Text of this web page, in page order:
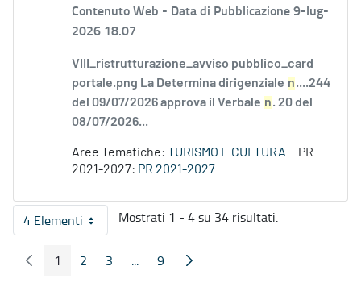
Contenuto Web - Data di Pubblicazione 9-lug-
2026 18.07
VIII_ristrutturazione_avviso pubblico_card
portale.png La Determina dirigenziale n....244
del 09/07/2026 approva il Verbale n. 20 del
08/07/2026...
Aree Tematiche: TURISMO E CULTURA
PR
2021-2027: PR 2021-2027
4 ElementiPer pagina
Mostrati 1 - 4 su 34 risultati.
Pagina Precedente
Pagina
1 Pagina
2 Pagina
3 ...
Pagine intermedie
Pagina
9 Pagina Seguente